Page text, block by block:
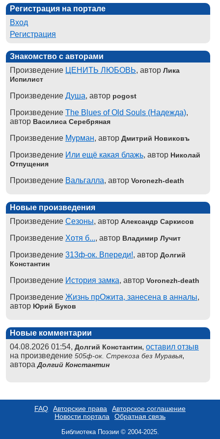
Регистрация на портале
Вход
Регистрация
Знакомство с авторами
Произведение ЦЕНИТЬ ЛЮБОВЬ, автор Лика
Испилист
Произведение Душа, автор pogost
Произведение The Blues of Old Souls (Надежда),
автор Василиса Серебряная
Произведение Мурман, автор Дмитрий Новиковъ
Произведение Или ещё какая блажь, автор Николай
Отпущения
Произведение Вальгалла, автор Voronezh-death
Новые произведения
Произведение Сезоны, автор Александр Саркисов
Произведение Хотя б..., автор Владимир Лучит
Произведение 313ф-ок. Впереди!, автор Долгий
Константин
Произведение История замка, автор Voronezh-death
Произведение Жизнь прОжита, занесена в анналы,
автор Юрий Буков
Новые комментарии
04.08.2026 01:54, Долгий Константин, оставил отзыв
на произведение 505ф-ок. Стрекоза без Муравья,
автораДолгий Константин
FAQ Авторские права
Авторское соглашение
Новости портала
Обратная связь
Библиотека Поэзии © 2004-2025.